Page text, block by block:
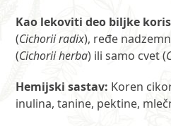
Kao lekoviti deo biljke
(Cichorii radix), ređe
(Cichorii herba) ili samo cvet (
Hemijski sastav: Koren
inulina, tanine, pektine,